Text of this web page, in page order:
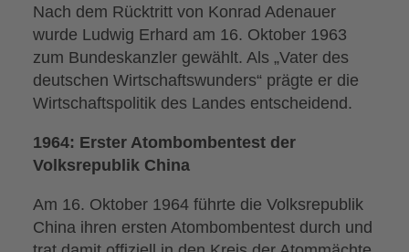
Nach dem Rücktritt von Konrad Adenauer
wurde Ludwig Erhard am 16. Oktober 1963
zum Bundeskanzler gewählt. Als „Vater des
deutschen Wirtschaftswunders“ prägte er die
Wirtschaftspolitik des Landes entscheidend.
1964: Erster Atombombentest der
Volksrepublik China
Am 16. Oktober 1964 führte die Volksrepublik
China ihren ersten Atombombentest durch und